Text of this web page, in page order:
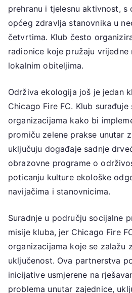
prehranu i tjelesnu aktivnost, s
općeg zdravlja stanovnika u
četvrtima. Klub često
radionice koje pružaju vrijedne
lokalnim obiteljima.
Održiva ekologija još je jedan
Chicago Fire FC. Klub
organizacijama kako bi
promiču zelene prakse unutar
uključuju događaje sadnje
obrazovne programe o
poticanju kulture ekološke
navijačima i stanovnicima.
Suradnje u području socijalne
misije kluba, jer Chicago Fire
organizacijama koje se zalažu
uključenost. Ova partnerstva
inicijative usmjerene na
problema unutar zajednice,